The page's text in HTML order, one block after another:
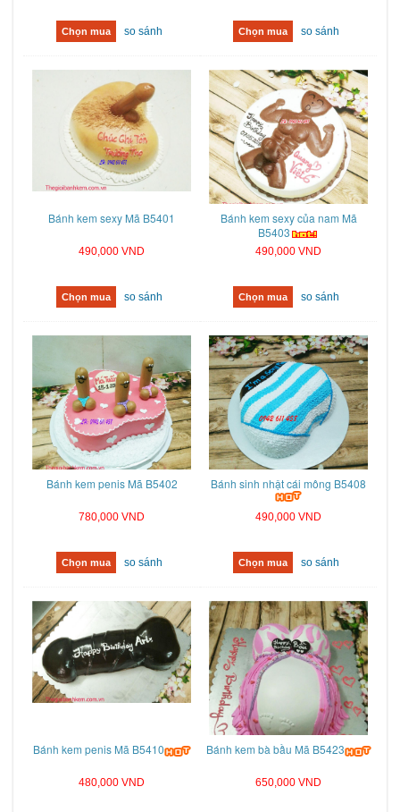
Chọn mua so sánh Chọn mua so sánh
Bánh kem sexy Mã B5401
490,000 VND
Chọn mua so sánh
Bánh kem sexy của nam Mã
B5403
490,000 VND
Chọn mua so sánh
Bánh kem penis Mã B5402
780,000 VND
Chọn mua so sánh
Bánh sinh nhật cái mông B5408
490,000 VND
Chọn mua so sánh
Bánh kem penis Mã B5410
480,000 VND
Bánh kem bà bầu Mã B5423
650,000 VND